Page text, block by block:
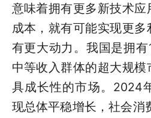
意味着拥有更多新技术
成本，就有可能实现更
有更大动力。我国是拥
中等收入群体的超大规
具成长性的市场。2024
现总体平稳增长，社会消